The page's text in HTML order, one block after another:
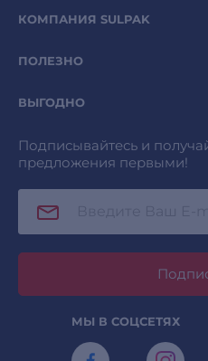
КОМПАНИЯ SULPAK
ПОЛЕЗНО
ВЫГОДНО
Подписывайтесь и
предложения первыми!
МЫ В СОЦСЕТЯХ